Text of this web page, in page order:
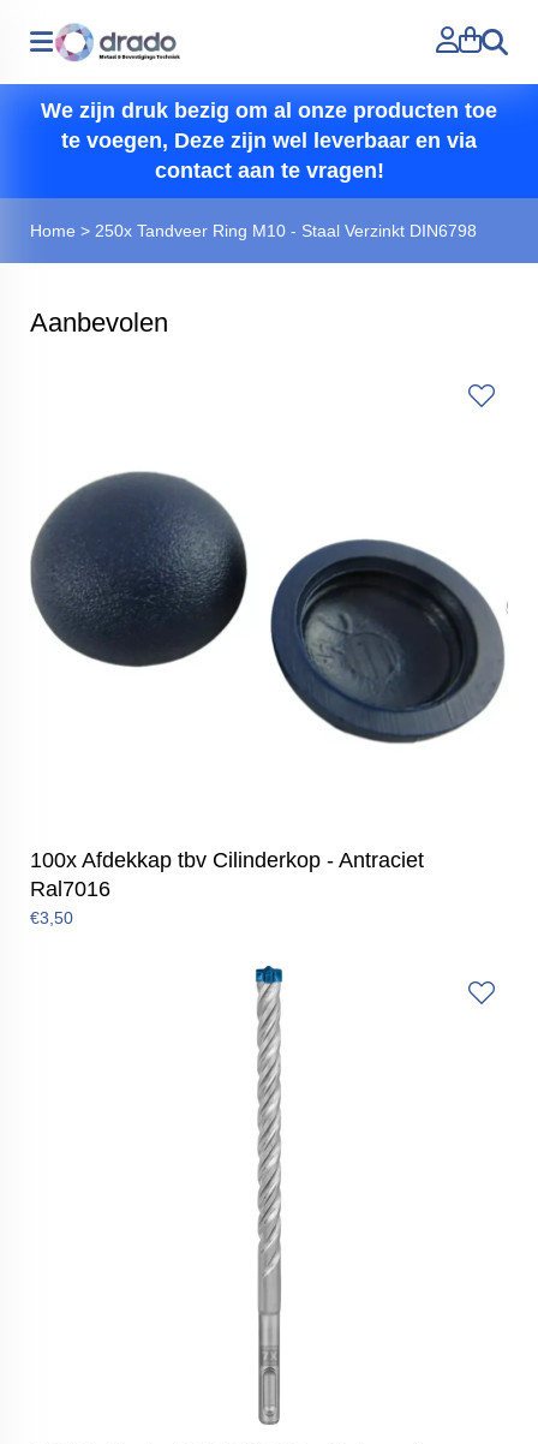
Zoeken
We zijn druk bezig om al onze producten toe
te voegen, Deze zijn wel leverbaar en via
contact aan te vragen!
Home > 250x Tandveer Ring M10 - Staal Verzinkt DIN6798
Aanbevolen
100x Afdekkap tbv Cilinderkop - Antraciet
Ral7016
€3,50